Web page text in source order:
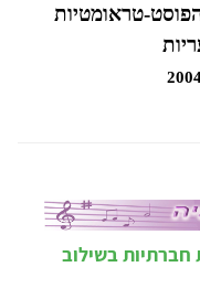
טראומטיות
חברתיות בשילוב